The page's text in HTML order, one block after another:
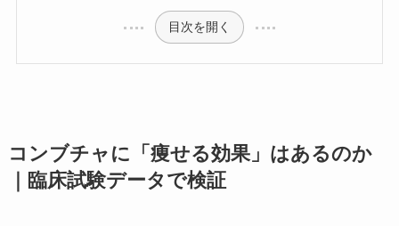
目次を開く
コンブチャに「痩せる効果」はあるのか
｜臨床試験データで検証